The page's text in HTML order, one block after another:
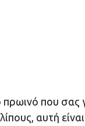
που σας
αυτή